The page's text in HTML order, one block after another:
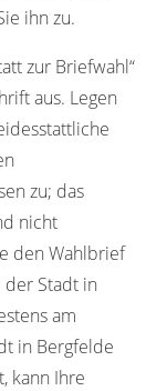
ihn zu.
zur Briefwahl“
aus. Legen
zu; das
nicht
den Wahlbrief
Stadt in
am
in Bergfelde
kann Ihre